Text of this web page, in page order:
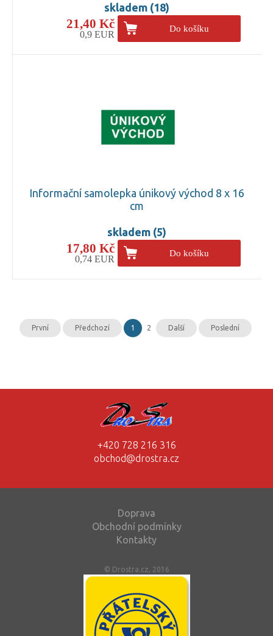
skladem (18)
21,40 Kč
0,9 EUR
Do košíku
Informační samolepka únikový východ 8 x 16
cm
skladem (5)
17,80 Kč
0,74 EUR
Do košíku
První Předchozí 1 2 Další Poslední
+420 728 216 316
obchod@drostra.cz
Doprava
Obchodní podmínky
Kontakty
© Drostra.cz, 2016